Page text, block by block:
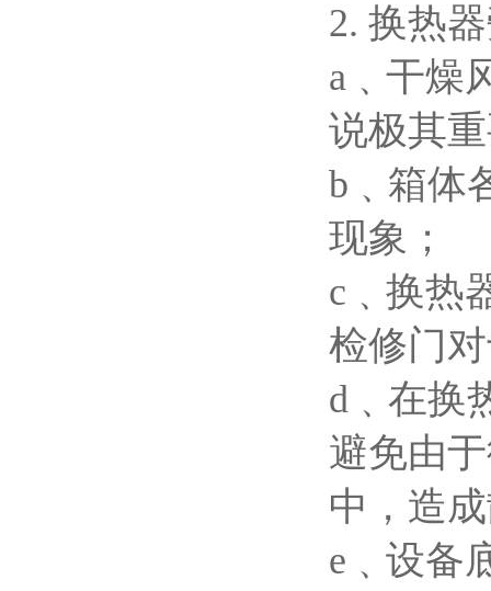
2. 换热
a ﹑干燥
说极其
b ﹑箱体
现象；
c ﹑换热
检修门
d ﹑在换
避免由
中，造
e ﹑设备